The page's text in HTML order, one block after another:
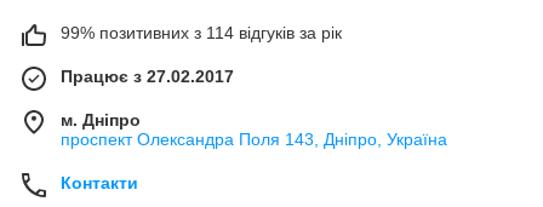
99% позитивних з 114 відгуків за рік
Працює з 27.02.2017
м. Дніпро
проспект Олександра Поля 143, Дніпро, Україна
Контакти